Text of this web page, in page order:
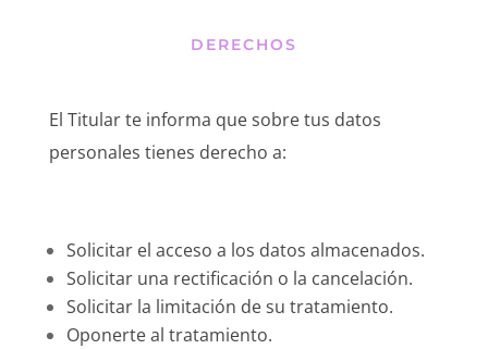
DERECHOS
El Titular te informa que sobre tus datos
personales tienes derecho a:
Solicitar el acceso a los datos almacenados.
Solicitar una rectificación o la cancelación.
Solicitar la limitación de su tratamiento.
Oponerte al tratamiento.